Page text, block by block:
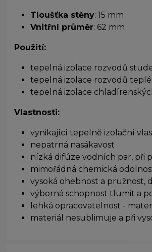
Tloušťka stěny: 15 mm
Vnitřní průměr: 62 mm
Použití:
tepelná izolace rozvodů
tepelná izolace rozvodů
tepelná izolace
Vlastnosti:
vynikající tepelně izolační
nepatrná nasákavost
nízká difúze vodních par, při
mimořádná chemická
vysoká ohebnost a pružnost,
výborná schopnost tlumit a
lehká opracovatelnost -
materiál nesublimuje a při